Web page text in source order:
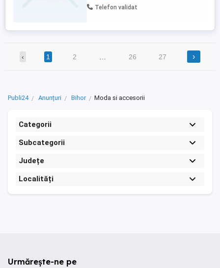
Telefon validat
‹ 1 2 26 27 ›
Publi24 Anunțuri Bihor Moda si accesorii
Categorii
Subcategorii
Județe
Localități
Urmărește-ne pe